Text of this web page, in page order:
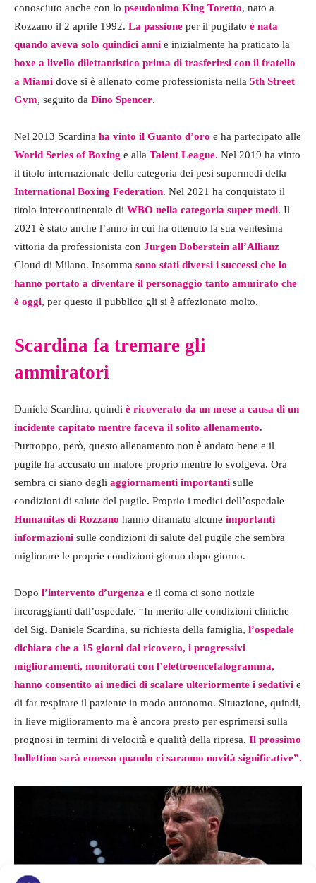
conosciuto anche con lo pseudonimo King Toretto, nato a
Rozzano il 2 aprile 1992. La passione per il pugilato è nata
quando aveva solo quindici anni e inizialmente ha praticato la
boxe a livello dilettantistico prima di trasferirsi con il fratello
a Miami dove si è allenato come professionista nella 5th Street
Gym, seguito da Dino Spencer.
Nel 2013 Scardina ha vinto il Guanto d’oro e ha partecipato alle
World Series of Boxing e alla Talent League. Nel 2019 ha vinto
il titolo internazionale della categoria dei pesi supermedi della
International Boxing Federation. Nel 2021 ha conquistato il
titolo intercontinentale di WBO nella categoria super medi. Il
2021 è stato anche l’anno in cui ha ottenuto la sua ventesima
vittoria da professionista con Jurgen Doberstein all’Allianz
Cloud di Milano. Insomma sono stati diversi i successi che lo
hanno portato a diventare il personaggio tanto ammirato che
è oggi, per questo il pubblico gli si è affezionato molto.
Scardina fa tremare gli
ammiratori
Daniele Scardina, quindi è ricoverato da un mese a causa di un
incidente capitato mentre faceva il solito allenamento.
Purtroppo, però, questo allenamento non è andato bene e il
pugile ha accusato un malore proprio mentre lo svolgeva. Ora
sembra ci siano degli aggiornamenti importanti sulle
condizioni di salute del pugile. Proprio i medici dell’ospedale
Humanitas di Rozzano hanno diramato alcune importanti
informazioni sulle condizioni di salute del pugile che sembra
migliorare le proprie condizioni giorno dopo giorno.
Dopo l’intervento d’urgenza e il coma ci sono notizie
incoraggianti dall’ospedale. “In merito alle condizioni cliniche
del Sig. Daniele Scardina, su richiesta della famiglia, l’ospedale
dichiara che a 15 giorni dal ricovero, i progressivi
miglioramenti, monitorati con l’elettroencefalogramma,
hanno consentito ai medici di scalare ulteriormente i sedativi e
di far respirare il paziente in modo autonomo. Situazione, quindi,
in lieve miglioramento ma è ancora presto per esprimersi sulla
prognosi in termini di velocità e qualità della ripresa. Il prossimo
bollettino sarà emesso quando ci saranno novità significative”.